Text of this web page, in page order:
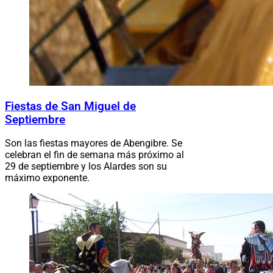
Fiestas de San Miguel de
Septiembre
Son las fiestas mayores de Abengibre. Se
celebran el fin de semana más próximo al
29 de septiembre y los Alardes son su
máximo exponente.